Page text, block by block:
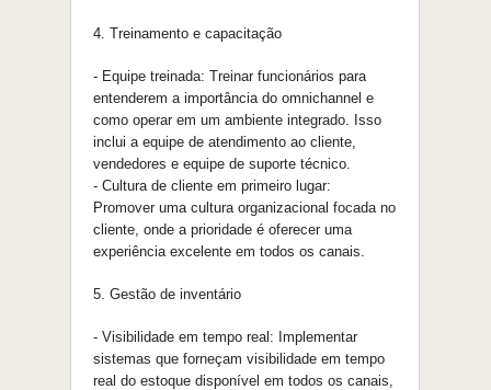
4. Treinamento e capacitação
- Equipe treinada: Treinar funcionários para
entenderem a importância do omnichannel e
como operar em um ambiente integrado. Isso
inclui a equipe de atendimento ao cliente,
vendedores e equipe de suporte técnico.
- Cultura de cliente em primeiro lugar:
Promover uma cultura organizacional focada no
cliente, onde a prioridade é oferecer uma
experiência excelente em todos os canais.
5. Gestão de inventário
- Visibilidade em tempo real: Implementar
sistemas que forneçam visibilidade em tempo
real do estoque disponível em todos os canais,